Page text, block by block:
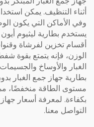
التنظيف. يمكن استخدامه
التي يكون الوصول
بطارية ليثيوم أيون
تخزين لفرشاة وقنوات
فإنه يتمتع بقوة شفط
والأوساخ والجسيمات
جهاز جمع الغبار بدون
الطاقة منخفضًا، مما يسمح
لمعرفة أسعار جهاز جمع
معنا.